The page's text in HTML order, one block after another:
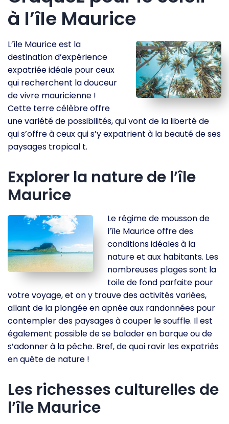
à l’île Maurice
L’île Maurice est la
destination d’expérience
expatriée idéale pour ceux
qui recherchent la douceur
de vivre mauricienne !
Cette terre célèbre offre
une variété de possibilités, qui vont de la liberté de
qui s’offre à ceux qui s’y expatrient à la beauté de ses
paysages tropical t.
Explorer la nature de l’île
Maurice
Le régime de mousson de
l’île Maurice offre des
conditions idéales à la
nature et aux habitants. Les
nombreuses plages sont la
toile de fond parfaite pour
votre voyage, et on y trouve des activités variées,
allant de la plongée en apnée aux randonnées pour
contempler des paysages à couper le souffle. Il est
également possible de se balader en barque ou de
s’adonner à la pêche. Bref, de quoi ravir les expatriés
en quête de nature !
Les richesses culturelles de
l’île Maurice